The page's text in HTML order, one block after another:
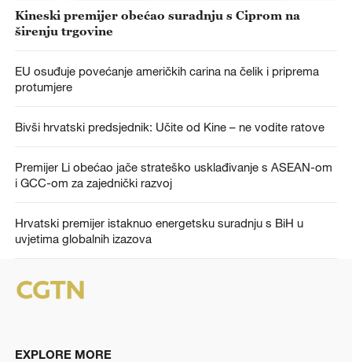
Kineski premijer obećao suradnju s Ciprom na
širenju trgovine
EU osuđuje povećanje američkih carina na čelik i priprema
protumjere
Bivši hrvatski predsjednik: Učite od Kine – ne vodite ratove
Premijer Li obećao jače strateško usklađivanje s ASEAN-om
i GCC-om za zajednički razvoj
Hrvatski premijer istaknuo energetsku suradnju s BiH u
uvjetima globalnih izazova
EXPLORE MORE